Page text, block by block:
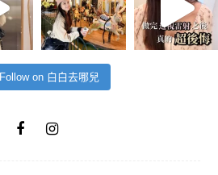
Follow on 白白去哪兒